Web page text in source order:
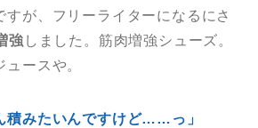
すが、フリーライターになるにさ
強 しました。筋肉増強シューズ。
ースや。
積みたいんですけど……っ」